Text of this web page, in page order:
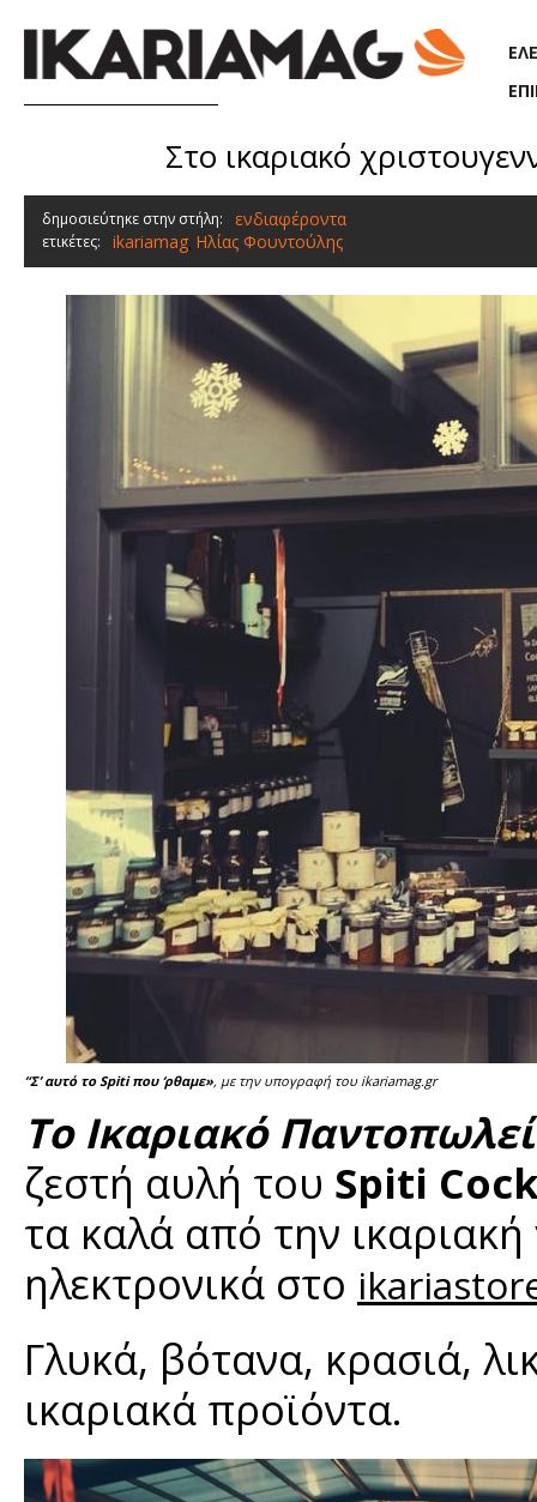
Στο ικαριακό
δημοσιεύτηκε στην στήλη: ενδιαφέροντα
ετικέτες: ikariamag, Ηλίας Φουντούλης
“Σ’ αυτό το Spiti που ‘ρθαμε», με την υπογραφή του ikariamag.gr
Το Ικαριακό
ζεστή αυλή του Spiti
τα καλά από την
ηλεκτρονικά στο
Γλυκά, βότανα, κρασιά,
ικαριακά προϊόντα.